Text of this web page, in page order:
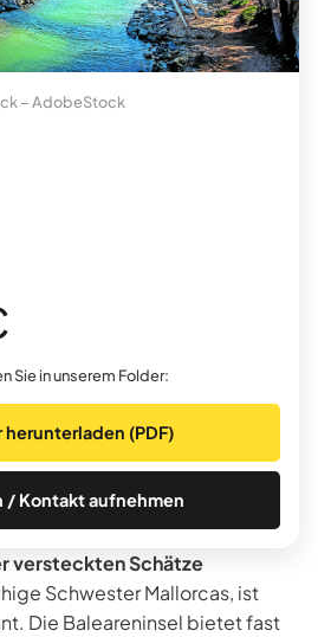
versteckten Schätze
Schwester Mallorcas, ist
Die Baleareninsel bietet fast
– AdobeStock
Sie in unserem Folder:
herunterladen (PDF)
/ Kontakt aufnehmen